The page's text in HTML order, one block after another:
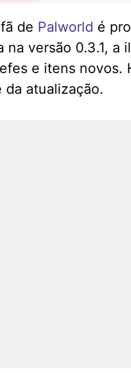
de Palworld é
na versão 0.3.1, a
e itens novos.
da atualização.